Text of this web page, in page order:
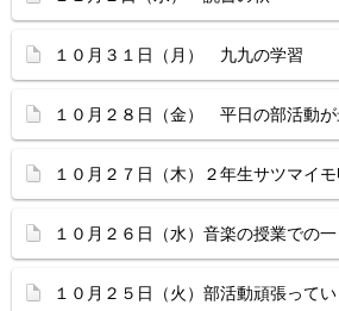
１０月３１日（月） 九九の学習
１０月２８日（金） 平日の部活動が
１０月２７日（木）２年生サツマイ
１０月２６日（水）音楽の授業での
１０月２５日（火）部活動頑張って